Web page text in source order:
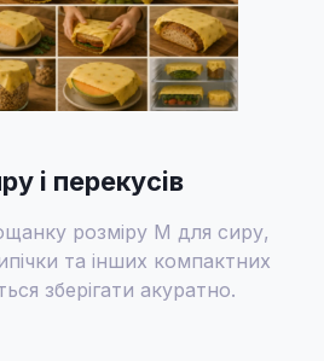
і перекусів
розміру M для сиру,
та інших компактних
зберігати акуратно.